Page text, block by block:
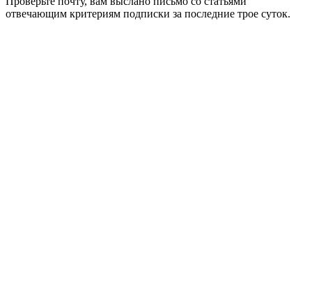
отвечающим критериям подписки за последние трое суток.